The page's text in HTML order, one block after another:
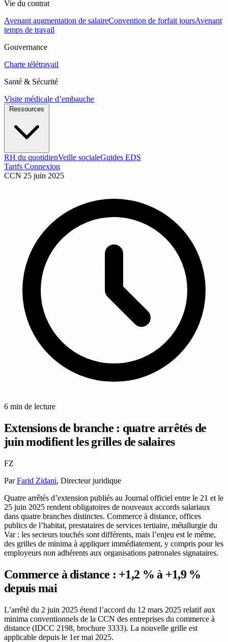
Vie du contrat
Avenant augmentation de salaireConvention de forfait joursAvenant
temps de travail
Gouvernance
Charte télétravail
Santé & Sécurité
Visite médicale d’embauche
RH du quotidienVeille socialeGuides EDS
Tarifs Connexion
CCN 25 juin 2025
6 min de lecture
Extensions de branche : quatre arrêtés de
juin modifient les grilles de salaires
FZ
ParFarid Zidani, Directeur juridique
Quatre arrêtés d’extension publiés au Journal officiel entre le 21 et le
25 juin 2025 rendent obligatoires de nouveaux accords salariaux
dans quatre branches distinctes. Commerce à distance, offices
publics de l’habitat, prestataires de services tertiaire, métallurgie du
Var : les secteurs touchés sont différents, mais l’enjeu est le même,
des grilles de minima à appliquer immédiatement, y compris pour les
employeurs non adhérents aux organisations patronales signataires.
Commerce à distance : +1,2 % à +1,9 %
depuis mai
L’arrêté du 2 juin 2025 étend l’accord du 12 mars 2025 relatif aux
minima conventionnels de la CCN des entreprises du commerce à
distance (IDCC 2198, brochure 3333). La nouvelle grille est
applicable depuis le 1er mai 2025.